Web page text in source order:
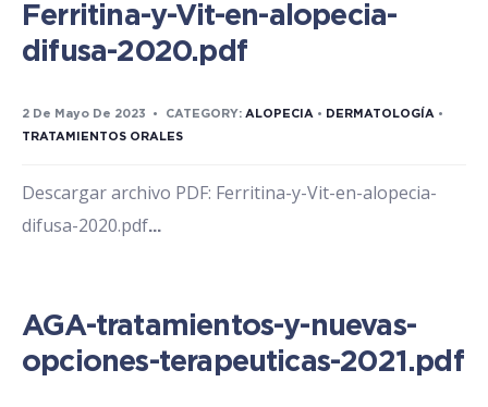
Ferritina-y-Vit-en-alopecia-
difusa-2020.pdf
2 De Mayo De 2023 • CATEGORY: ALOPECIA • DERMATOLOGÍA •
TRATAMIENTOS ORALES
Descargar archivo PDF: Ferritina-y-Vit-en-alopecia-
difusa-2020.pdf...
AGA-tratamientos-y-nuevas-
opciones-terapeuticas-2021.pdf